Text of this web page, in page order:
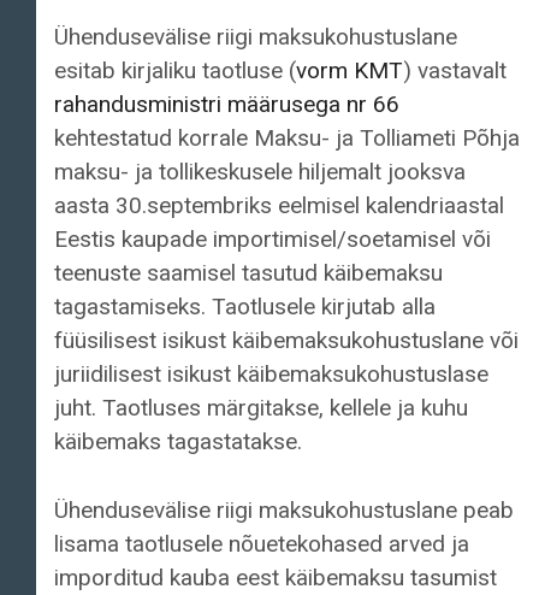
Ühendusevälise riigi maksukohustuslane
esitab kirjaliku taotluse (vorm KMT) vastavalt
rahandusministri määrusega nr 66
kehtestatud korrale Maksu- ja Tolliameti Põhja
maksu- ja tollikeskusele hiljemalt jooksva
aasta 30.septembriks eelmisel kalendriaastal
Eestis kaupade importimisel/soetamisel või
teenuste saamisel tasutud käibemaksu
tagastamiseks. Taotlusele kirjutab alla
füüsilisest isikust käibemaksukohustuslane või
juriidilisest isikust käibemaksukohustuslase
juht. Taotluses märgitakse, kellele ja kuhu
käibemaks tagastatakse.
Ühendusevälise riigi maksukohustuslane peab
lisama taotlusele nõuetekohased arved ja
imporditud kauba eest käibemaksu tasumist